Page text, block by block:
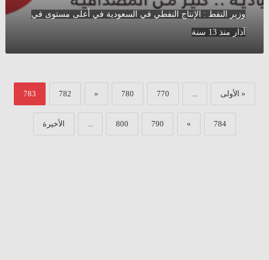
في
سنة
وزير النفط : الإنتاج النفطي في السعودية في أعلى مستوى في
آذار منذ 13 سنة
« الأولى ...
770
780
«
782
783
784
»
790
800
... الأخيرة